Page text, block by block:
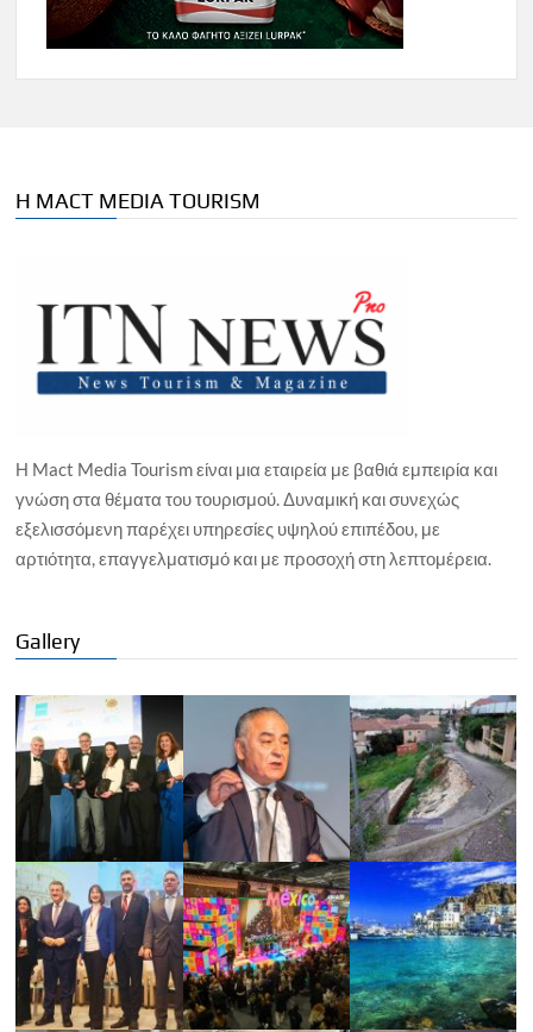
Η MACT MEDIA TOURISM
Η Mact Media Tourism είναι μια εταιρεία με βαθιά εμπειρία και
γνώση στα θέματα του τουρισμού. Δυναμική και συνεχώς
εξελισσόμενη παρέχει υπηρεσίες υψηλού επιπέδου, με
αρτιότητα, επαγγελματισμό και με προσοχή στη λεπτομέρεια.
Gallery